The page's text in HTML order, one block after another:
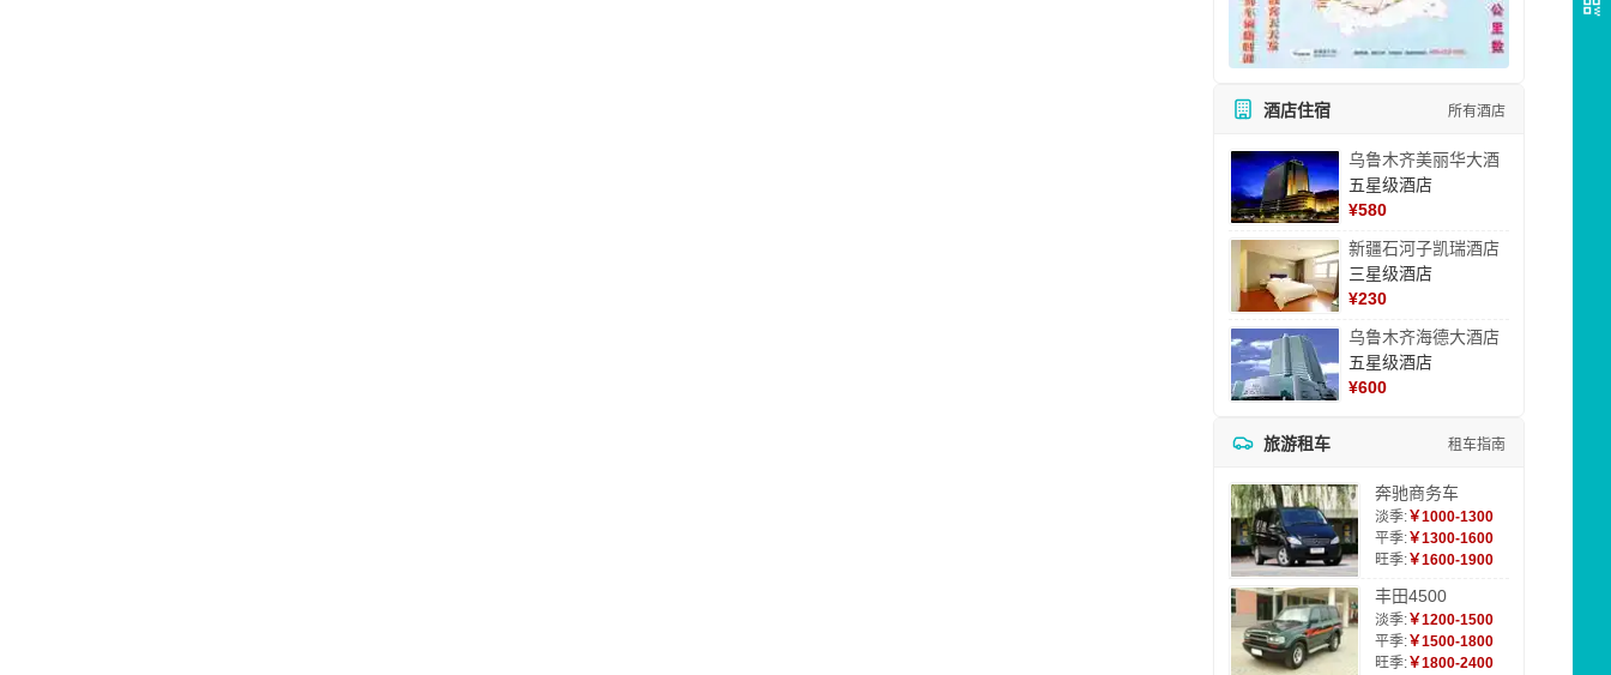
酒店住宿 所有酒店
乌鲁木齐美丽华大酒
五星级酒店
¥580
新疆石河子凯瑞酒店
三星级酒店
¥230
乌鲁木齐海德大酒店
五星级酒店
¥600
旅游租车 租车指南
奔驰商务车
淡季:￥1000-1300
平季:￥1300-1600
旺季:￥1600-1900
丰田4500
淡季:￥1200-1500
平季:￥1500-1800
旺季:￥1800-2400